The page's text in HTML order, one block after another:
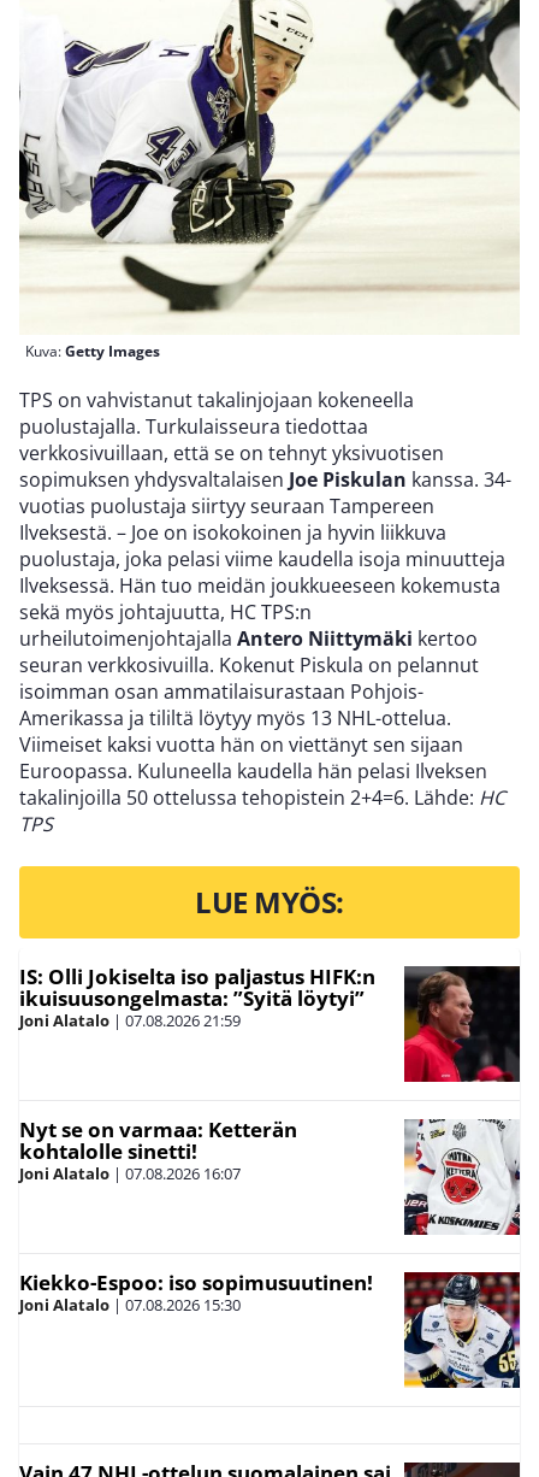
Kuva:Getty Images
TPS on vahvistanut takalinjojaan kokeneella
puolustajalla. Turkulaisseura tiedottaa
verkkosivuillaan, että se on tehnyt yksivuotisen
sopimuksen yhdysvaltalaisen Joe Piskulan kanssa. 34-
vuotias puolustaja siirtyy seuraan Tampereen
Ilveksestä. – Joe on isokokoinen ja hyvin liikkuva
puolustaja, joka pelasi viime kaudella isoja minuutteja
Ilveksessä. Hän tuo meidän joukkueeseen kokemusta
sekä myös johtajuutta, HC TPS:n
urheilutoimenjohtajalla Antero Niittymäki kertoo
seuran verkkosivuilla. Kokenut Piskula on pelannut
isoimman osan ammatilaisurastaan Pohjois-
Amerikassa ja tililtä löytyy myös 13 NHL-ottelua.
Viimeiset kaksi vuotta hän on viettänyt sen sijaan
Euroopassa. Kuluneella kaudella hän pelasi Ilveksen
takalinjoilla 50 ottelussa tehopistein 2+4=6. Lähde: HC
TPS
LUE MYÖS:
IS: Olli Jokiselta iso paljastus HIFK:n
ikuisuusongelmasta: ”Syitä löytyi”
Joni Alatalo | 07.08.202621:59
Nyt se on varmaa: Ketterän
kohtalolle sinetti!
Joni Alatalo | 07.08.2026 16:07
Kiekko-Espoo: iso sopimusuutinen!
Joni Alatalo | 07.08.2026 15:30